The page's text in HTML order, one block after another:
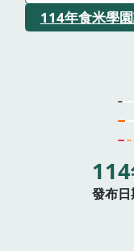
114年食米學
發布日